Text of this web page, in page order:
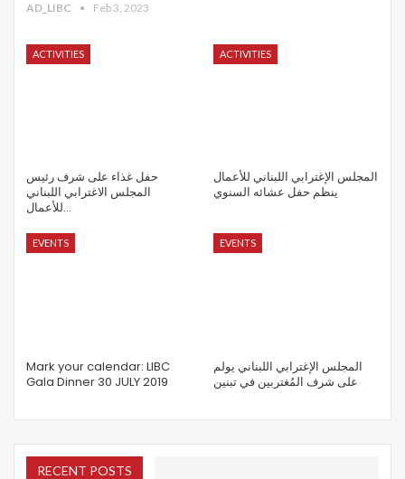
AD_LIBC Feb 3, 2023
ACTIVITIES
حفل غذاء على شرف رئيس
المجلس الاغترابي اللبناني
للأعمال…
ACTIVITIES
المجلس الإغترابي اللبناني للأعمال
ينظم حفل عشائه السنوي
EVENTS
Mark your calendar: LIBC
Gala Dinner 30 JULY 2019
EVENTS
المجلس الإغترابي اللبناني يولم
على شرف المُغتربين في تبنين
RECENT POSTS